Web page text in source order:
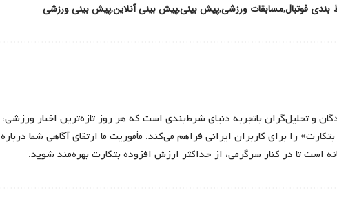
بندی فوتبالمسابقات ورزشیپیش بینیپیش بینی آنلاینپیش بینی ورزشی
و تحلیل‌گران باتجربه دنیای شرط‌بندی است که هر روز تازه‌ترین اخبار ورزشی،
را برای کاربران ایرانی فراهم می‌کند. مأموریت ما ارتقای آگاهی شما درباره
است تا در کنار سرگرمی، از حداکثر ارزش افزوده بتکارت بهره‌مند شوید.